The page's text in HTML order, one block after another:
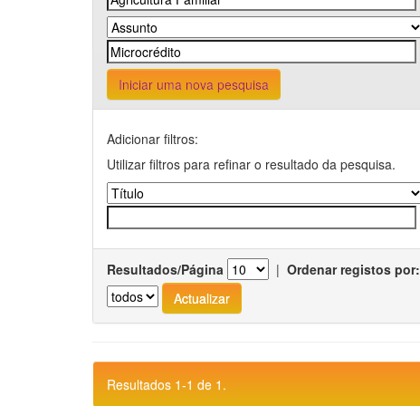
Iniciar uma nova pesquisa
Adicionar filtros:
Utilizar filtros para refinar o resultado da pesquisa.
Resultados/Página | Ordenar registos por:
Resultados 1-1 de 1.